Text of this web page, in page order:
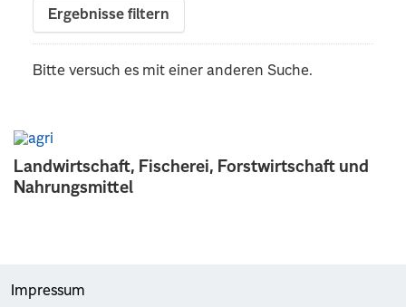
Landwirtschaft, Fischerei, Forstwirtschaft und
Nahrungsmittel
Ergebnisse filtern
Bitte versuch es mit einer anderen Suche.
Impressum